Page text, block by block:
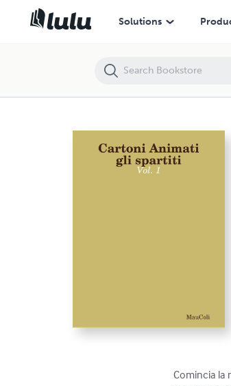
Solutions
Comincia la
Cartoni Animati, gli spartiti Vol.1